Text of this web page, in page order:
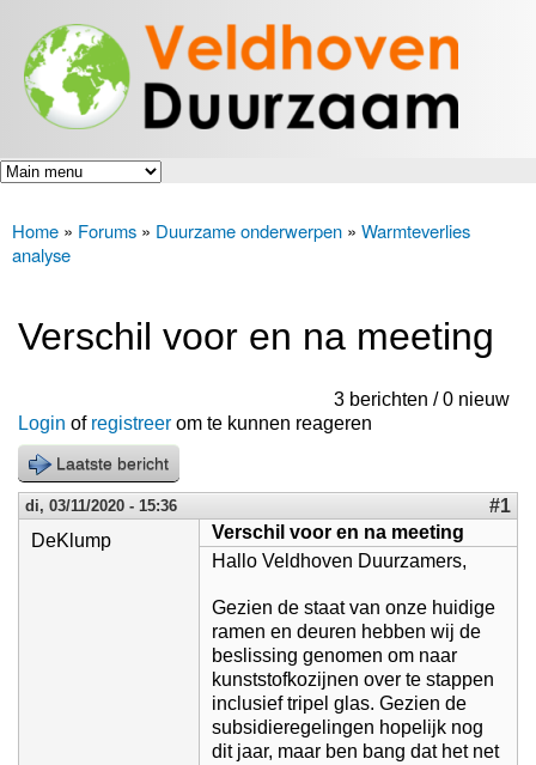
en naar
de inhoud
gaan
Veldhoven
Duurzaam
Energiek
naar de
toekomst
U bent hier
Home » Forums » Duurzame onderwerpen » Warmteverlies
analyse
Verschil voor en na meeting
3 berichten / 0 nieuw
Login of registreer om te kunnen reageren
Laatste bericht
di, 03/11/2020 - 15:36
#1
DeKlump
Verschil voor en na meeting
Hallo Veldhoven Duurzamers,
Gezien de staat van onze huidige
ramen en deuren hebben wij de
beslissing genomen om naar
kunststofkozijnen over te stappen
inclusief tripel glas. Gezien de
subsidieregelingen hopelijk nog
dit jaar, maar ben bang dat het net